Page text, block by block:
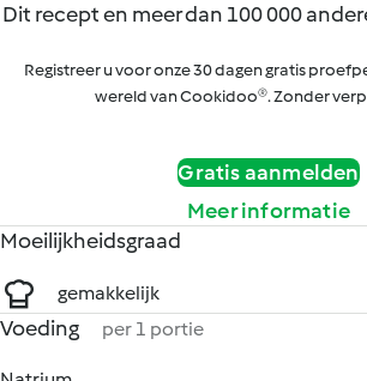
Dit recept en meer dan 100 000
Registreer u voor onze 30 dagen gratis
wereld van Cookidoo®. Zonder
Gratis aanmelden
Meer informatie
Moeilijkheidsgraad
gemakkelijk
Voeding per 1 portie